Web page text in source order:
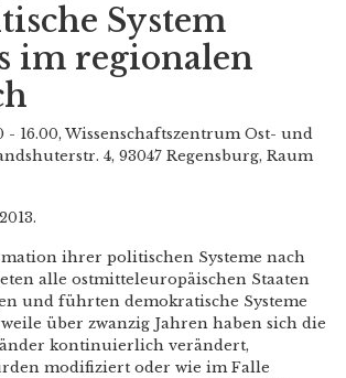
System
im regionalen
- 16.00, Wissenschaftszentrum Ost- und
4, 93047 Regensburg, Raum
ihrer politischen Systeme nach
alle ostmitteleuropäischen Staaten
und führten demokratische Systeme
über zwanzig Jahren haben sich die
kontinuierlich verändert,
modifiziert oder wie im Falle